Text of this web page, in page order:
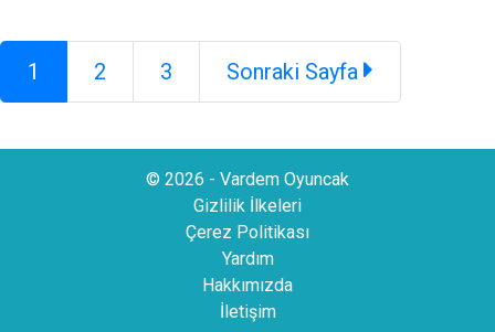
1 2 3 Sonraki Sayfa
© 2026 - Vardem Oyuncak
Gizlilik İlkeleri
Çerez Politikası
Yardım
Hakkımızda
İletişim